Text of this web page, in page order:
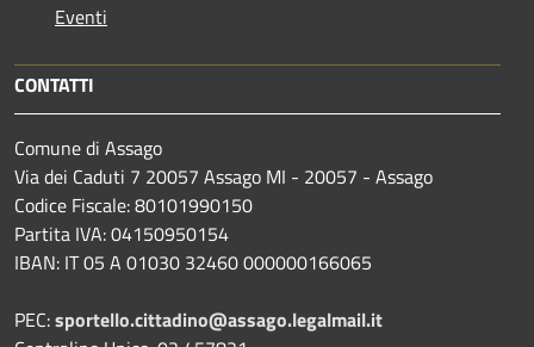
Eventi
CONTATTI
Comune di Assago
Via dei Caduti 7 20057 Assago MI - 20057 - Assago
Codice Fiscale: 80101990150
Partita IVA: 04150950154
IBAN: IT 05 A 01030 32460 000000166065
PEC:sportello.cittadino@assago.legalmail.it